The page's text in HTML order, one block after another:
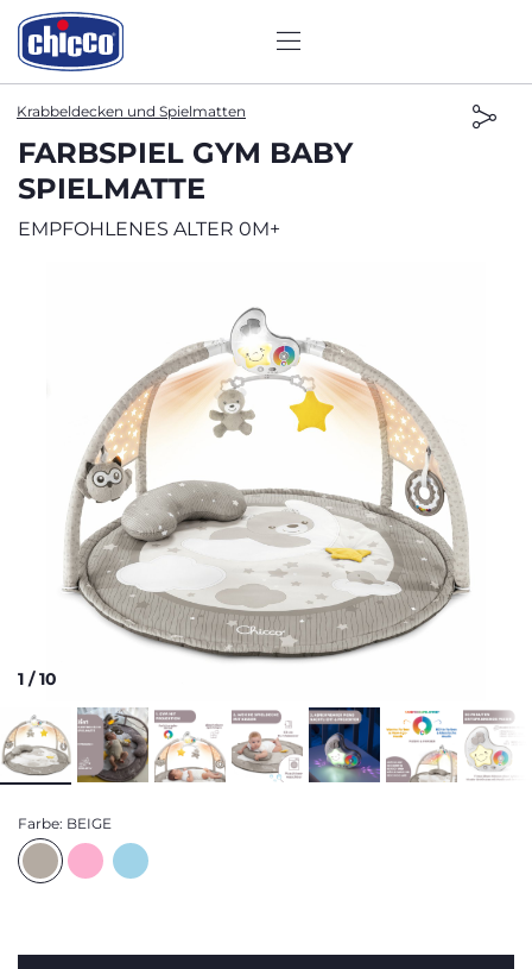
Krabbeldecken und Spielmatten
FARBSPIEL GYM BABY
SPIELMATTE
EMPFOHLENES ALTER 0M+
1 /10
Farbe: BEIGE